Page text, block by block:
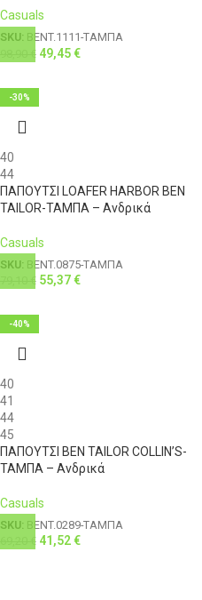
Casuals
SKU: BENT.1111-ΤΑΜΠΑ
€ 49,45€
-30%
40
44
ΠΑΠΟΥΤΣΙ LOAFER HARBOR BEN
TAILOR-ΤΑΜΠΑ – Ανδρικά
Casuals
SKU: BENT.0875-ΤΑΜΠΑ
€ 55,37€
-40%
40
41
44
45
ΠΑΠΟΥΤΣΙ BEN TAILOR COLLIN’S-
ΤΑΜΠΑ – Ανδρικά
Casuals
SKU: BENT.0289-ΤΑΜΠΑ
€ 41,52€